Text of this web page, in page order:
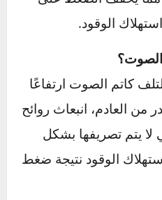
كفاءة استهلاك
تكاليف الصيانة.
دورًا هامًا في تعزيز
بجودة القيادة
جزءًا لا غنى عنه